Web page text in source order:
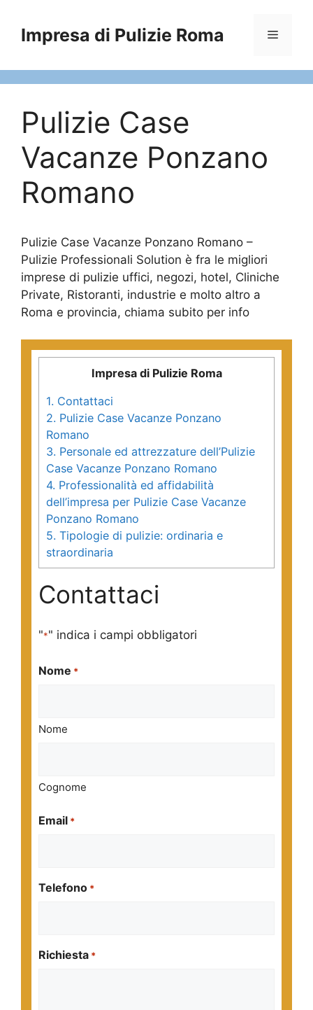
contenuto
Impresa di Pulizie Roma Menu
Pulizie Case
Vacanze Ponzano
Romano
Pulizie Case Vacanze Ponzano Romano –
Pulizie Professionali Solution è fra le migliori
imprese di pulizie uffici, negozi, hotel, Cliniche
Private, Ristoranti, industrie e molto altro a
Roma e provincia, chiama subito per info
Impresa di Pulizie Roma
1. Contattaci
2. Pulizie Case Vacanze Ponzano
Romano
3. Personale ed attrezzature dell’Pulizie
Case Vacanze Ponzano Romano
4. Professionalità ed affidabilità
dell’impresa per Pulizie Case Vacanze
Ponzano Romano
5. Tipologie di pulizie: ordinaria e
straordinaria
Contattaci
"*" indica i campi obbligatori
Nome *
Nome
Cognome
Email *
Telefono *
Richiesta *